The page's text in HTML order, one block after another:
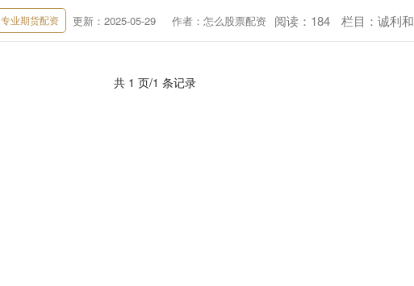
专业期货配资 更新：2025-05-29 作者：怎么股票配资 阅读： 184 栏目： 诚利和
共 1 页/1 条记录